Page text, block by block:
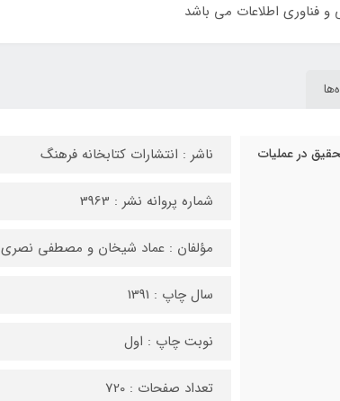
و فناوری اطلاعات می باشد
در عملیات ناشر : انتشارات کتابخانه فرهنگ
شماره پروانه نشر : 3963
مؤلفان : عماد شیخان و مصطفی نصری
سال چاپ : 1391
نوبت چاپ : اول
تعداد صفحات : 720